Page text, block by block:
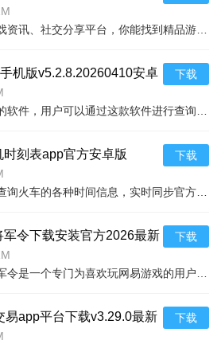
办公、线上会议需求的个人与企业用
，实现多人实时互动沟通，满足日常
作等多样化办公场景需求，聚焦“稳定
捷”的会议服务。
型团队例会、大型企业会议、跨地域
和iOS多平台使用，适配移动办
机版v5.2.8.20260410安卓
下载
时刻表app官方安卓版
安卓版
下载
军令下载安装官方2026最新
版
下载
易app平台下载v3.29.0最新
下载